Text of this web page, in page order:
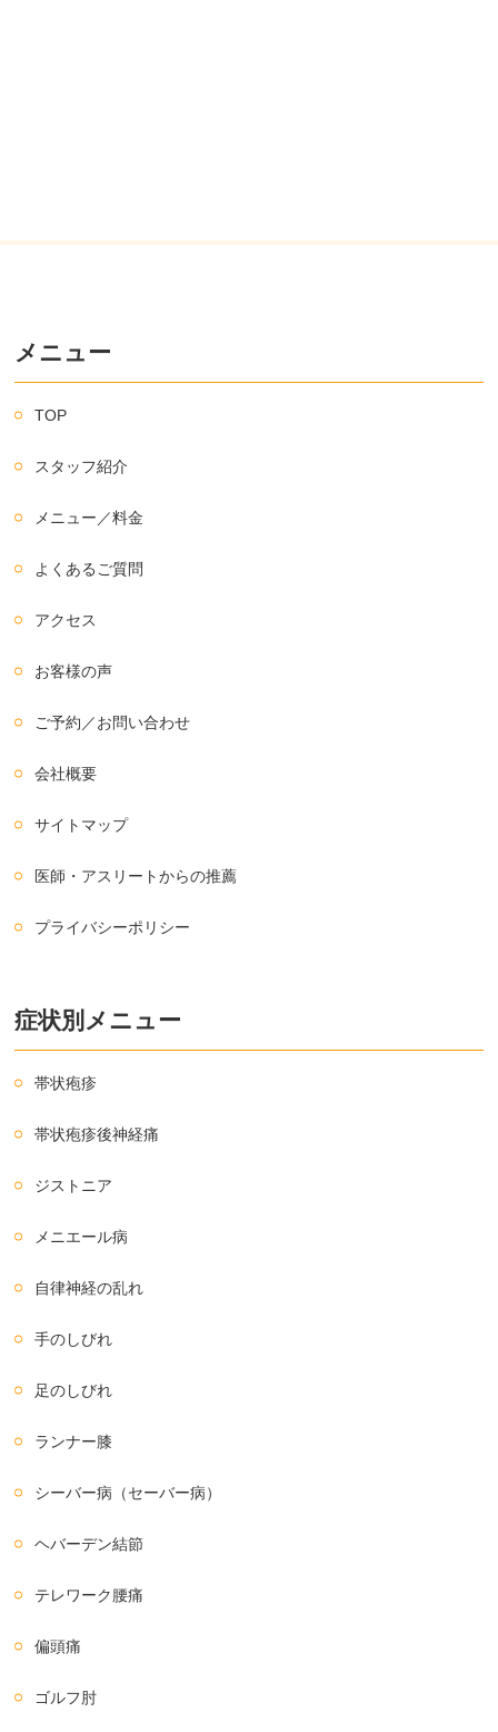
メニュー
TOP
スタッフ紹介
メニュー／料金
よくあるご質問
アクセス
お客様の声
ご予約／お問い合わせ
会社概要
サイトマップ
医師・アスリートからの推薦
プライバシーポリシー
症状別メニュー
帯状疱疹
帯状疱疹後神経痛
ジストニア
メニエール病
自律神経の乱れ
手のしびれ
足のしびれ
ランナー膝
シーバー病（セーバー病）
ヘバーデン結節
テレワーク腰痛
偏頭痛
ゴルフ肘